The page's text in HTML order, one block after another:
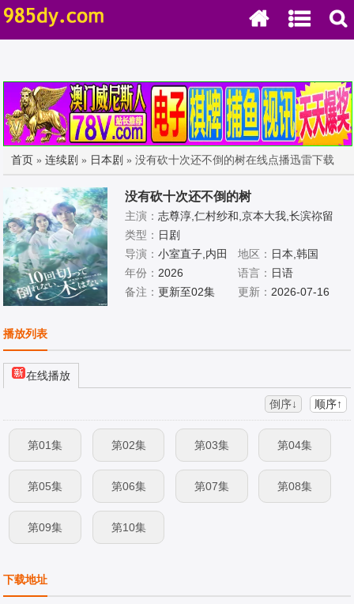
首页 »连续剧 » 日本剧 » 没有砍十次还不倒的树在线点播迅雷下载
没有砍十次还不倒的树
主演：志尊淳,仁村纱和,京本大我,长滨祢留
类型： 日剧
导演：小室直子,内田
秀实
地区： 日本,韩国
年份： 2026 语言： 日语
备注：更新至02集 更新： 2026-07-16
播放列表
在线播放
倒序↓ 顺序↑
第01集 第02集 第03集 第04集
第05集 第06集 第07集 第08集
第09集 第10集
下载地址